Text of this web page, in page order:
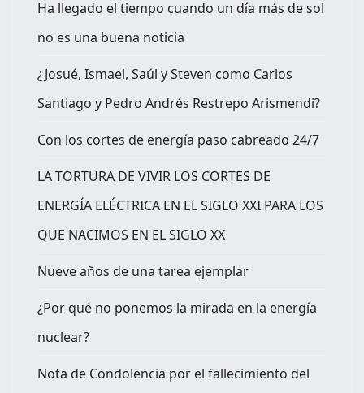
Ha llegado el tiempo cuando un día más de sol
no es una buena noticia
¿Josué, Ismael, Saúl y Steven como Carlos
Santiago y Pedro Andrés Restrepo Arismendi?
Con los cortes de energía paso cabreado 24/7
LA TORTURA DE VIVIR LOS CORTES DE
ENERGÍA ELÉCTRICA EN EL SIGLO XXI PARA LOS
QUE NACIMOS EN EL SIGLO XX
Nueve años de una tarea ejemplar
¿Por qué no ponemos la mirada en la energía
nuclear?
Nota de Condolencia por el fallecimiento del